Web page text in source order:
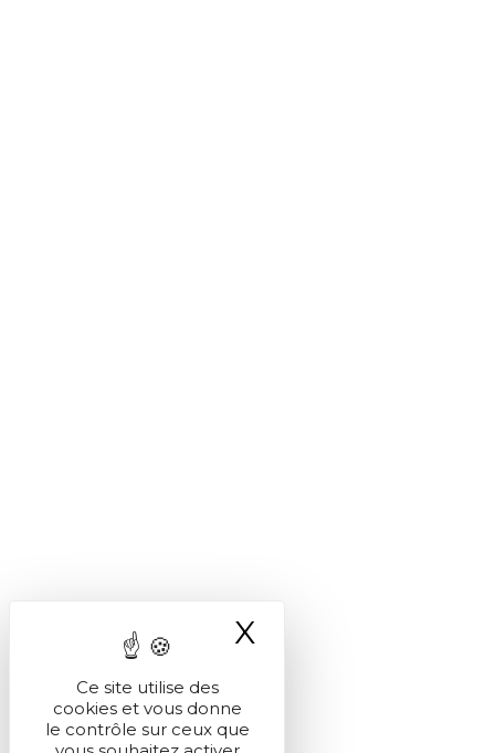
Ce site utilise des
cookies et vous donne
le contrôle sur ceux que
X